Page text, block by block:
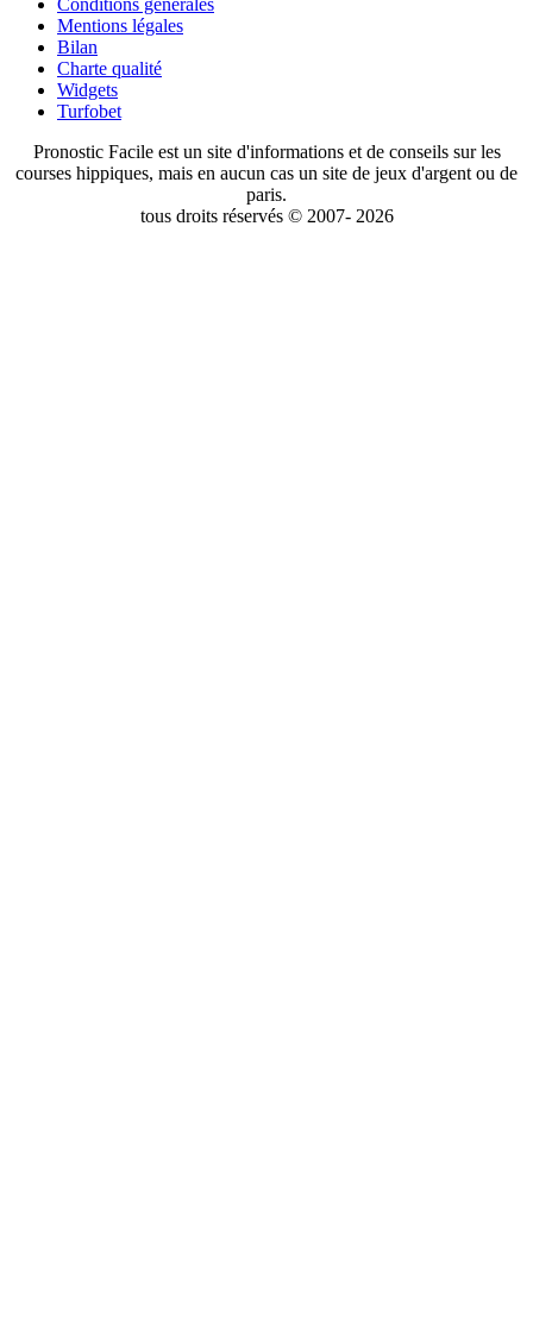
Conditions générales
Mentions légales
Bilan
Charte qualité
Widgets
Turfobet
Pronostic Facile est un site d'informations et de conseils sur les
courses hippiques, mais en aucun cas un site de jeux d'argent ou de
paris.
tous droits réservés © 2007- 2026